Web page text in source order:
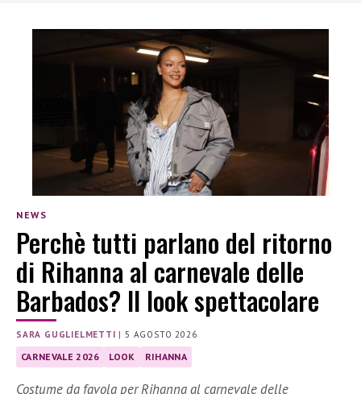
NEWS
Perchè tutti parlano del ritorno
di Rihanna al carnevale delle
Barbados? Il look spettacolare
SARA GUGLIELMETTI |5 AGOSTO 2026
CARNEVALE 2026 LOOK RIHANNA
Costume da favola per Rihanna al carnevale delle